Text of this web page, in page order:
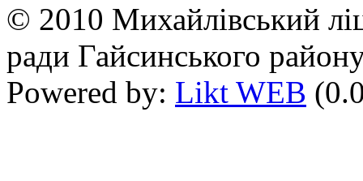
© 2010 Михайлівський
ради Гайсинського
Powered by: Likt WEB